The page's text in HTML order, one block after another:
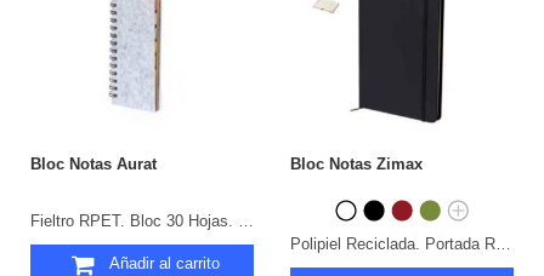
Bloc Notas Aurat
Añadir al carrito
Bloc Notas Zimax